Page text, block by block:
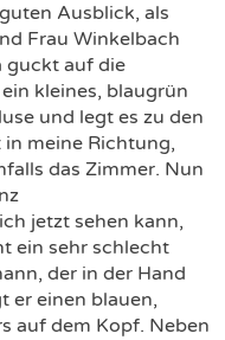
Ausblick, als
Frau Winkelbach
guckt auf die
kleines, blaugrün
und legt es zu den
in meine Richtung,
das Zimmer. Nun
jetzt sehen kann,
ein sehr schlecht
der in der Hand
er einen blauen,
auf dem Kopf. Neben